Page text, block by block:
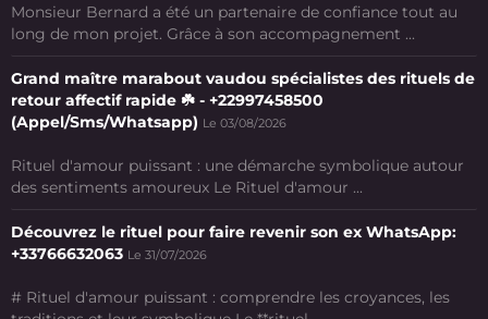
Monsieur Bernard a été un partenaire de confiance tout au
long de mon projet. Grâce à son accompagnement ...
Grand maître marabout vaudou spécialistes des rituels de
retour affectif rapide ☘️ - +22997458500
(Appel/Sms/Whatsapp) Le 03/08/2026
Rituel d'amour puissant : une démarche symbolique autour
des sentiments amoureux Le Rituel d'amour ...
Découvrez le rituel pour faire revenir son ex WhatsApp:
+33766632063 Le 31/07/2026
# Rituel d'amour puissant : comprendre les croyances, les